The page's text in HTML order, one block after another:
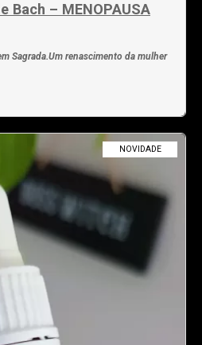
Bach – MENOPAUSA
Sagrada.Um renascimento da mulher
NOVIDADE